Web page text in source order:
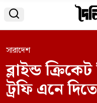

সারাদেশ
ব্লাইন্ড
ট্রফি এনে